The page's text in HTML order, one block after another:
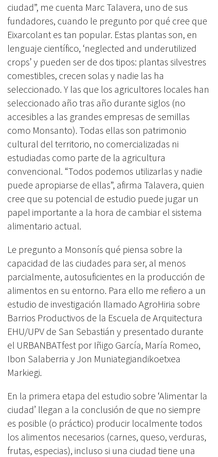
ciudad”, me cuenta Marc Talavera, uno de sus
fundadores, cuando le pregunto por qué cree que
Eixarcolant es tan popular. Estas plantas son, en
lenguaje científico, ‘neglected and underutilized
crops’ y pueden ser de dos tipos: plantas silvestres
comestibles, crecen solas y nadie las ha
seleccionado. Y las que los agricultores locales han
seleccionado año tras año durante siglos (no
accesibles a las grandes empresas de semillas
como Monsanto). Todas ellas son patrimonio
cultural del territorio, no comercializadas ni
estudiadas como parte de la agricultura
convencional. “Todos podemos utilizarlas y nadie
puede apropiarse de ellas”, afirma Talavera, quien
cree que su potencial de estudio puede jugar un
papel importante a la hora de cambiar el sistema
alimentario actual.
Le pregunto a Monsonís qué piensa sobre la
capacidad de las ciudades para ser, al menos
parcialmente, autosuficientes en la producción de
alimentos en su entorno. Para ello me refiero a un
estudio de investigación llamado AgroHiria sobre
Barrios Productivos de la Escuela de Arquitectura
EHU/UPV de San Sebastián y presentado durante
el URBANBATfest por Iñigo García, María Romeo,
Ibon Salaberria y Jon Muniategiandikoetxea
Markiegi.
En la primera etapa del estudio sobre ‘Alimentar la
ciudad’ llegan a la conclusión de que no siempre
es posible (o práctico) producir localmente todos
los alimentos necesarios (carnes, queso, verduras,
frutas, especias), incluso si una ciudad tiene una